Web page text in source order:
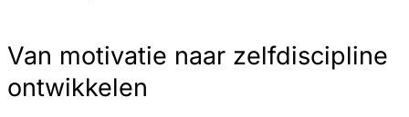
Van motivatie naar zelfdiscipline
ontwikkelen